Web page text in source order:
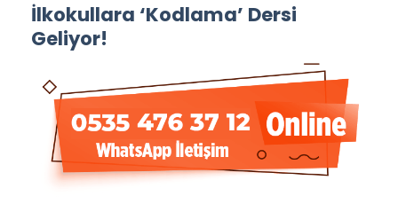
İlkokullara ‘Kodlama’ Dersi
Geliyor!